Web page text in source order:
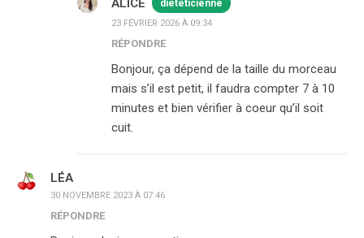
diététicienne
23 FÉVRIER 2026 À 09:34
RÉPONDRE
Bonjour, ça dépend de la taille du morceau
mais s’il est petit, il faudra compter 7 à 10
minutes et bien vérifier à coeur qu’il soit
cuit.
LÉA
30 NOVEMBRE 2023 À 07:46
RÉPONDRE